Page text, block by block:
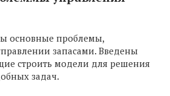
основные проблемы,
запасами. Введены
строить модели для решения
задач.